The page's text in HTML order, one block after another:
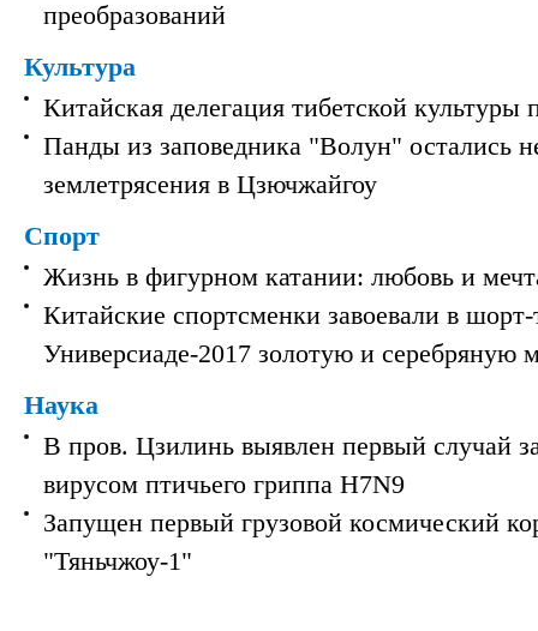
преобразований
Культура
Китайская делегация тибетской культуры
Панды из заповедника "Волун" остались
землетрясения в Цзючжайгоу
Спорт
Жизнь в фигурном катании: любовь и
Китайские спортсменки завоевали в шорт-
Универсиаде-2017 золотую и серебряную
Наука
В пров. Цзилинь выявлен первый случай
вирусом птичьего гриппа H7N9
Запущен первый грузовой космический
"Тяньчжоу-1"